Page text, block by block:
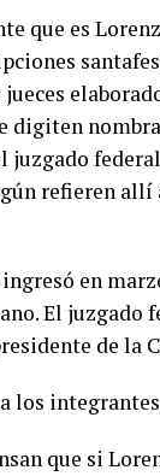
que es
digiten
refieren allí
en
El juzgado
de la
que si